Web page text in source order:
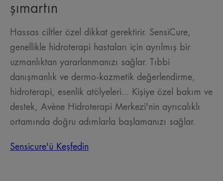
şımartın
Hassas ciltler özel dikkat gerektirir. SensiCure,
genellikle hidroterapi hastaları için ayrılmış bir
uzmanlıktan yararlanmanızı sağlar. Tıbbi
danışmanlık ve dermo-kozmetik değerlendirme,
hidroterapi, esenlik atölyeleri... Kişiye özel bakım ve
destek, Avène Hidroterapi Merkezi'nin ayrıcalıklı
ortamında doğru adımlarla başlamanızı sağlar.
Sensicure'ü Keşfedin